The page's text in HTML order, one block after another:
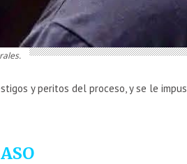
y peritos del proceso, y se le